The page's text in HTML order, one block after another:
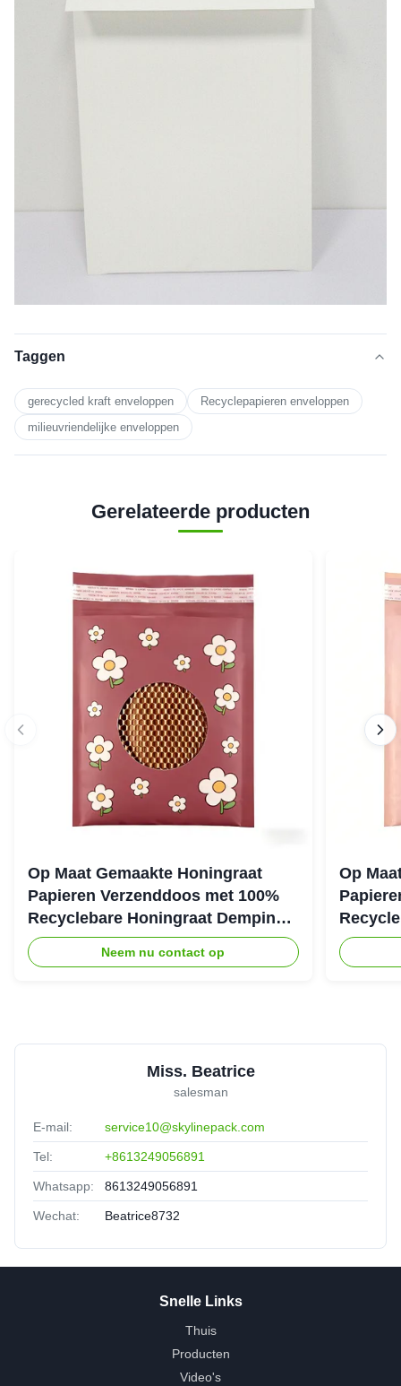
Taggen
gerecycled kraft enveloppen
Recyclepapieren enveloppen
milieuvriendelijke enveloppen
Gerelateerde producten
Op Maat Gemaakte Honingraat
Papieren Verzenddoos met 100%
Recyclebare Honingraat Demping
Structuur voor Eco Beschermende
Verpakking
Neem nu contact op
Op
Miss. Beatrice
salesman
E-mail: service10@skylinepack.com
Tel: +8613249056891
Whatsapp: 8613249056891
Wechat: Beatrice8732
Snelle Links
Thuis
Producten
Video's